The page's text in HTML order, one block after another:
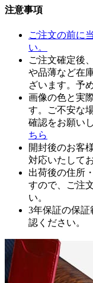
注意事項
ご注文の前に
い。
ご注文確定後
や品薄など在
ざいます。予
画像の色と実
す。ご不安な
確認をお願い
ちら
開封後のお客
対応いたして
出荷後の住所
すので、ご注
い。
3年保証の保証
認ください。